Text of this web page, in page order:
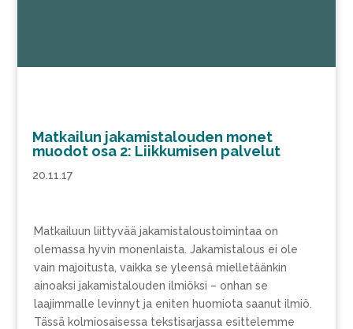
Matkailun jakamistalouden monet
muodot osa 2: Liikkumisen palvelut
20.11.17
Matkailuun liittyvää jakamistaloustoimintaa on
olemassa hyvin monenlaista. Jakamistalous ei ole
vain majoitusta, vaikka se yleensä mielletäänkin
ainoaksi jakamistalouden ilmiöksi – onhan se
laajimmalle levinnyt ja eniten huomiota saanut ilmiö.
Tässä kolmiosaisessa tekstisarjassa esittelemme